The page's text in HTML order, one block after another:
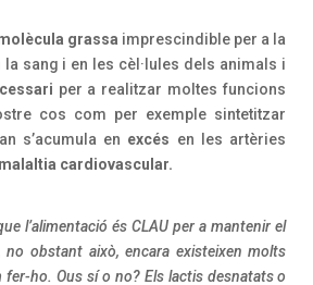
grassa imprescindible per a la
sang i en les cèl·lules dels animals i
per a realitzar moltes funcions
cos com per exemple sintetitzar
s’acumula en excés en les artèries
cardiovascular.
l’alimentació és CLAU per a mantenir el
no obstant això, encara existeixen molts
ho. Ous sí o no? Els lactis desnatats o